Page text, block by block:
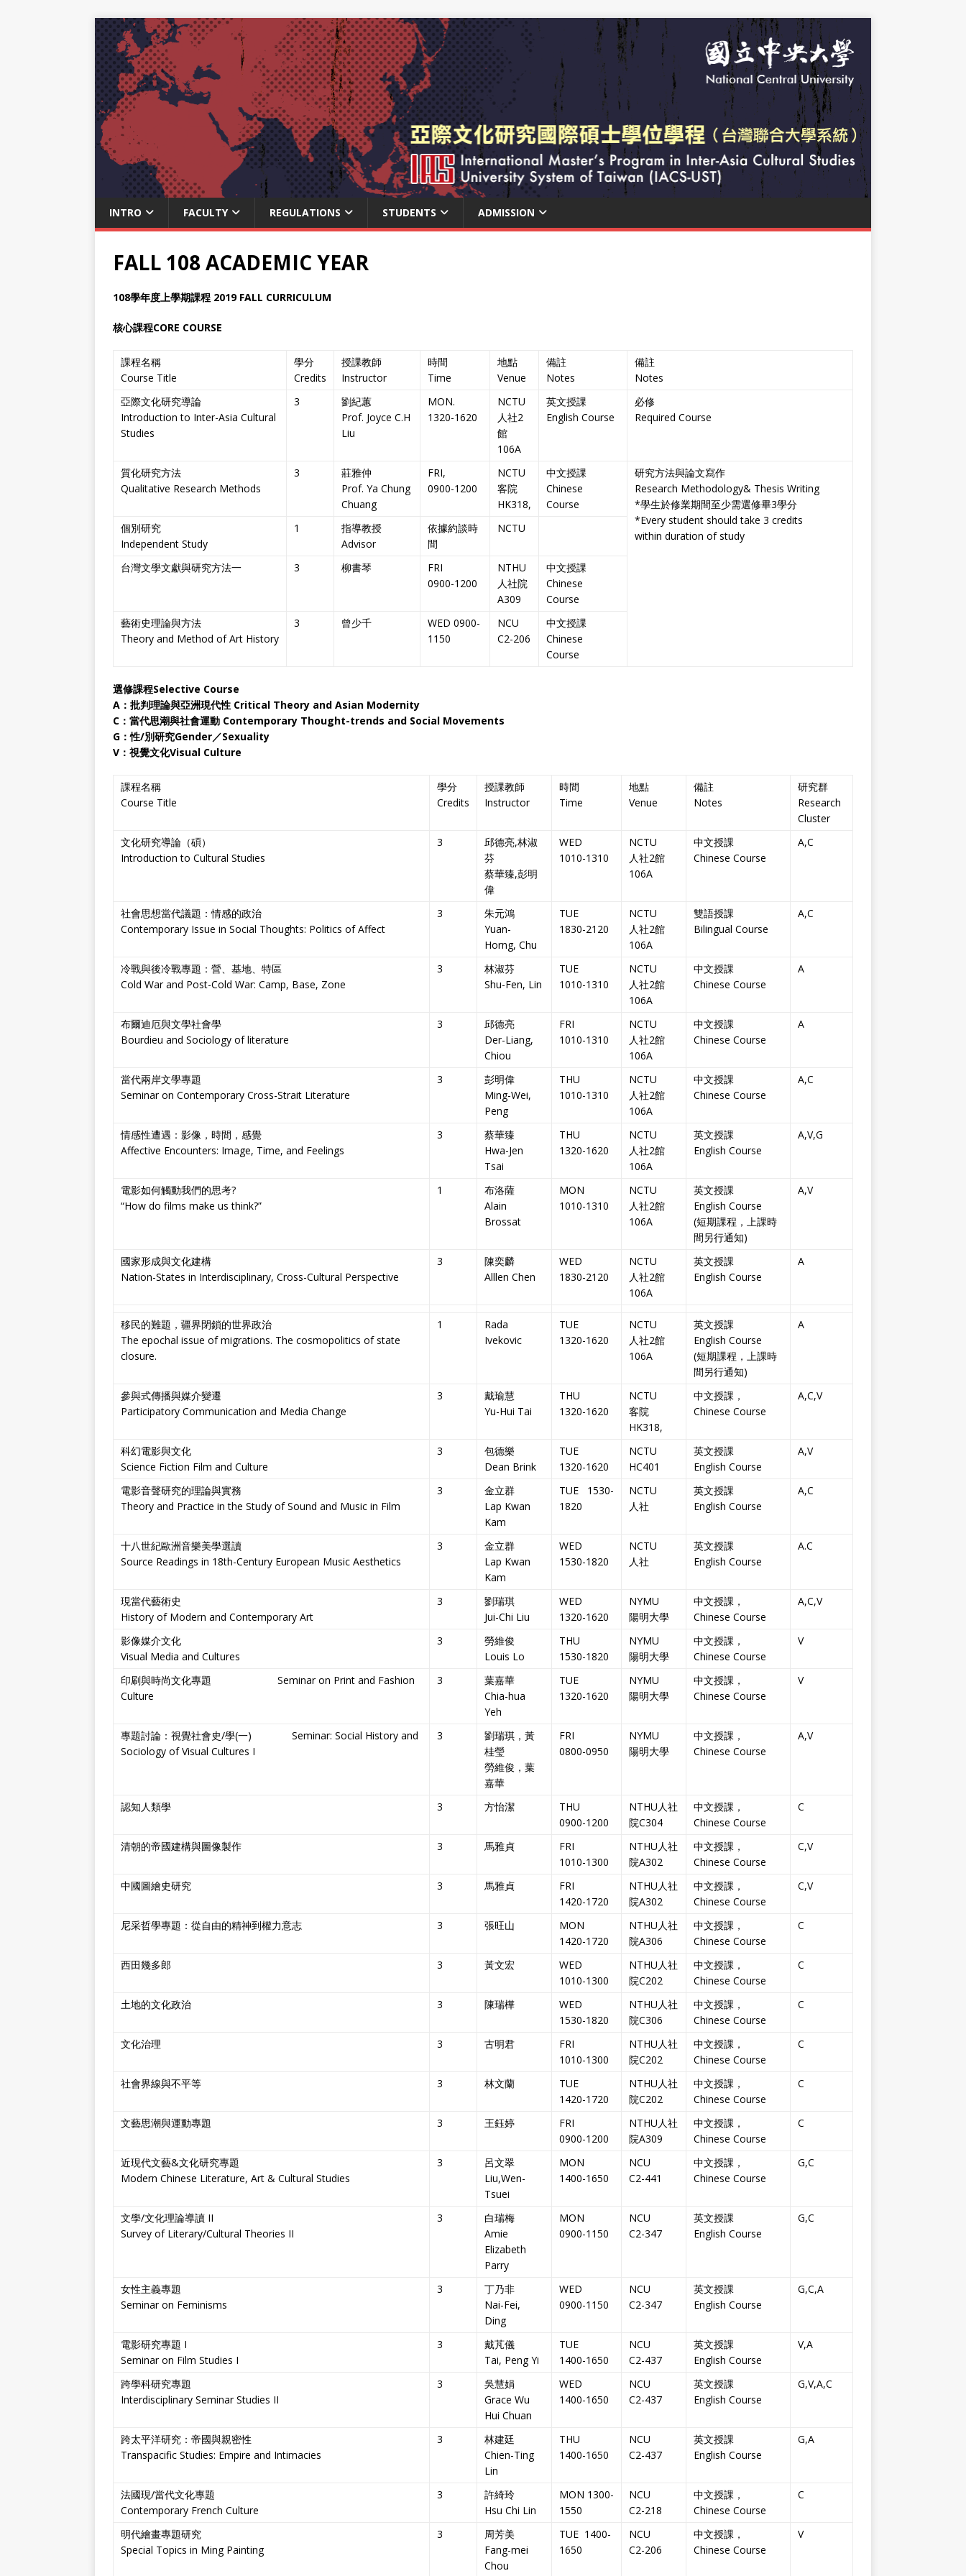
INTRO FACULTY REGULATIONS STUDENTS ADMISSION
FALL 108 ACADEMIC YEAR
108學年度上學期課程 2019 FALL CURRICULUM
核心課程CORE COURSE
課程名稱
Course Title
學分
Credits
授課教師
Instructor
時間
Time
地點
Venue
備註
Notes
備註
Notes
亞際文化研究導論
Introduction to Inter-Asia Cultural
Studies
3
劉紀蕙
Prof. Joyce C.H
Liu
MON.
1320-1620
NCTU
人社2
館
106A
英文授課
English Course
必修
Required Course
質化研究方法
Qualitative Research Methods
3
莊雅仲
Prof. Ya Chung
Chuang
FRI,
0900-1200
NCTU
客院
HK318,
中文授課
Chinese
Course
研究方法與論文寫作
Research Methodology& Thesis Writing
*學生於修業期間至少需選修畢3學分
*Every student should take 3 credits
within duration of study
個別研究
Independent Study
1
指導教授
Advisor
依據約談時
間
NCTU
台灣文學文獻與研究方法一 3 柳書琴
FRI
0900-1200
NTHU
人社院
A309
中文授課
Chinese
Course
藝術史理論與方法
Theory and Method of Art History
3 曾少千
WED 0900-
1150
NCU
C2-206
中文授課
Chinese
Course
選修課程Selective Course
A ：批判理論與亞洲現代性 Critical Theory and Asian Modernity
C ：當代思潮與社會運動 Contemporary Thought-trends and Social Movements
G ：性/別研究Gender／Sexuality
V ：視覺文化Visual Culture
課程名稱
Course Title
學分
Credits
授課教師
Instructor
時間
Time
地點
Venue
備註
Notes
研究群
Research
Cluster
文化研究導論（碩）
Introduction to Cultural Studies
3
邱德亮,林淑
芬
蔡華臻,彭明
偉
WED
1010-1310
NCTU
人社2館
106A
中文授課
Chinese Course
A,C
社會思想當代議題：情感的政治
Contemporary Issue in Social Thoughts: Politics of Affect
3
朱元鴻
Yuan-
Horng, Chu
TUE
1830-2120
NCTU
人社2館
106A
雙語授課
Bilingual Course
A,C
冷戰與後冷戰專題：營、基地、特區
Cold War and Post-Cold War: Camp, Base, Zone
3
林淑芬
Shu-Fen, Lin
TUE
1010-1310
NCTU
人社2館
106A
中文授課
Chinese Course
A
布爾迪厄與文學社會學
Bourdieu and Sociology of literature
3
邱德亮
Der-Liang,
Chiou
FRI
1010-1310
NCTU
人社2館
106A
中文授課
Chinese Course
A
當代兩岸文學專題
Seminar on Contemporary Cross-Strait Literature
3
彭明偉
Ming-Wei,
Peng
THU
1010-1310
NCTU
人社2館
106A
中文授課
Chinese Course
A,C
情感性遭遇：影像，時間，感覺
Affective Encounters: Image, Time, and Feelings
3
蔡華臻
Hwa-Jen
Tsai
THU
1320-1620
NCTU
人社2館
106A
英文授課
English Course
A,V,G
電影如何觸動我們的思考?
“How do films make us think?”
1
布洛薩
Alain
Brossat
MON
1010-1310
NCTU
人社2館
106A
英文授課
English Course
(短期課程，上課時
間另行通知)
A,V
國家形成與文化建構
Nation-States in Interdisciplinary, Cross-Cultural Perspective
3
陳奕麟
Alllen Chen
WED
1830-2120
NCTU
人社2館
106A
英文授課
English Course
A
移民的難題，疆界閉鎖的世界政治
The epochal issue of migrations. The cosmopolitics of state
closure.
1
Rada
Ivekovic
TUE
1320-1620
NCTU
人社2館
106A
英文授課
English Course
(短期課程，上課時
間另行通知)
A
參與式傳播與媒介變遷
Participatory Communication and Media Change
3
戴瑜慧
Yu-Hui Tai
THU
1320-1620
NCTU
客院
HK318,
中文授課，
Chinese Course
A,C,V
科幻電影與文化
Science Fiction Film and Culture
3
包德樂
Dean Brink
TUE
1320-1620
NCTU
HC401
英文授課
English Course
A,V
電影音聲研究的理論與實務
Theory and Practice in the Study of Sound and Music in Film
3
金立群
Lap Kwan
Kam
TUE 1530-
1820
NCTU
人社
英文授課
English Course
A,C
十八世紀歐洲音樂美學選讀
Source Readings in 18th-Century European Music Aesthetics
3
金立群
Lap Kwan
Kam
WED
1530-1820
NCTU
人社
英文授課
English Course
A.C
現當代藝術史
History of Modern and Contemporary Art
3
劉瑞琪
Jui-Chi Liu
WED
1320-1620
NYMU
陽明大學
中文授課，
Chinese Course
A,C,V
影像媒介文化
Visual Media and Cultures
3
勞維俊
Louis Lo
THU
1530-1820
NYMU
陽明大學
中文授課，
Chinese Course
V
印刷與時尚文化專題 Seminar on Print and Fashion
Culture
3
葉嘉華
Chia-hua
Yeh
TUE
1320-1620
NYMU
陽明大學
中文授課，
Chinese Course
V
專題討論：視覺社會史/學(一) Seminar: Social History and
Sociology of Visual Cultures I
3
劉瑞琪，黃
桂瑩
勞維俊，葉
嘉華
FRI
0800-0950
NYMU
陽明大學
中文授課，
Chinese Course
A,V
認知人類學 3 方怡潔
THU
0900-1200
NTHU人社
院C304
中文授課，
Chinese Course
C
清朝的帝國建構與圖像製作 3 馬雅貞
FRI
1010-1300
NTHU人社
院A302
中文授課，
Chinese Course
C,V
中國圖繪史研究 3 馬雅貞
FRI
1420-1720
NTHU人社
院A302
中文授課，
Chinese Course
C,V
尼采哲學專題：從自由的精神到權力意志 3 張旺山
MON
1420-1720
NTHU人社
院A306
中文授課，
Chinese Course
C
西田幾多郎 3 黃文宏
WED
1010-1300
NTHU人社
院C202
中文授課，
Chinese Course
C
土地的文化政治 3 陳瑞樺
WED
1530-1820
NTHU人社
院C306
中文授課，
Chinese Course
C
文化治理 3 古明君
FRI
1010-1300
NTHU人社
院C202
中文授課，
Chinese Course
C
社會界線與不平等 3 林文蘭
TUE
1420-1720
NTHU人社
院C202
中文授課，
Chinese Course
C
文藝思潮與運動專題 3 王鈺婷
FRI
0900-1200
NTHU人社
院A309
中文授課，
Chinese Course
C
近現代文藝&文化研究專題
Modern Chinese Literature, Art & Cultural Studies
3
呂文翠
Liu,Wen-
Tsuei
MON
1400-1650
NCU
C2-441
中文授課，
Chinese Course
G,C
文學/文化理論導讀 II
Survey of Literary/Cultural Theories II
3
白瑞梅
Amie
Elizabeth
Parry
MON
0900-1150
NCU
C2-347
英文授課
English Course
G,C
女性主義專題
Seminar on Feminisms
3
丁乃非
Nai-Fei,
Ding
WED
0900-1150
NCU
C2-347
英文授課
English Course
G,C,A
電影研究專題 I
Seminar on Film Studies I
3
戴芃儀
Tai, Peng Yi
TUE
1400-1650
NCU
C2-437
英文授課
English Course
V,A
跨學科研究專題
Interdisciplinary Seminar Studies II
3
吳慧娟
Grace Wu
Hui Chuan
WED
1400-1650
NCU
C2-437
英文授課
English Course
G,V,A,C
跨太平洋研究：帝國與親密性
Transpacific Studies: Empire and Intimacies
3
林建廷
Chien-Ting
Lin
THU
1400-1650
NCU
C2-437
英文授課
English Course
G,A
法國現/當代文化專題
Contemporary French Culture
3
許綺玲
Hsu Chi Lin
MON 1300-
1550
NCU
C2-218
中文授課，
Chinese Course
C
明代繪畫專題研究
Special Topics in Ming Painting
3
周芳美
Fang-mei
Chou
TUE 1400-
1650
NCU
C2-206
中文授課，
Chinese Course
V